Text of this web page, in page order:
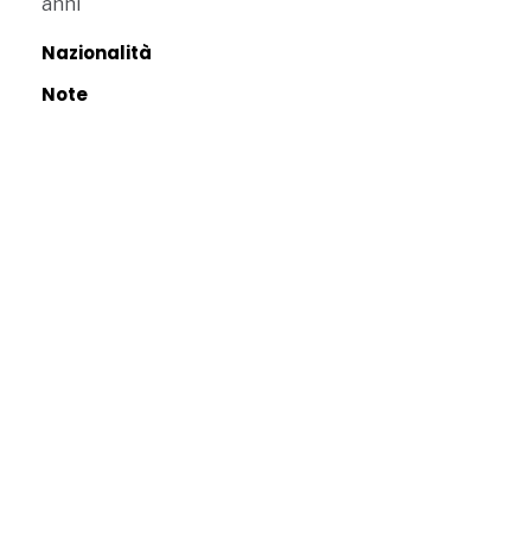
Nazionalità
Note